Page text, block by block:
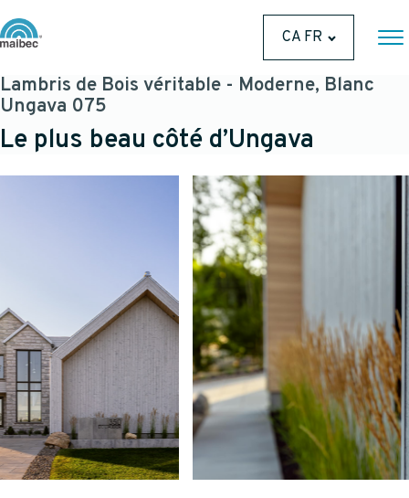
CA FR
Lambris de Bois véritable - Moderne, Blanc
Ungava 075
Le plus beau côté d’Ungava